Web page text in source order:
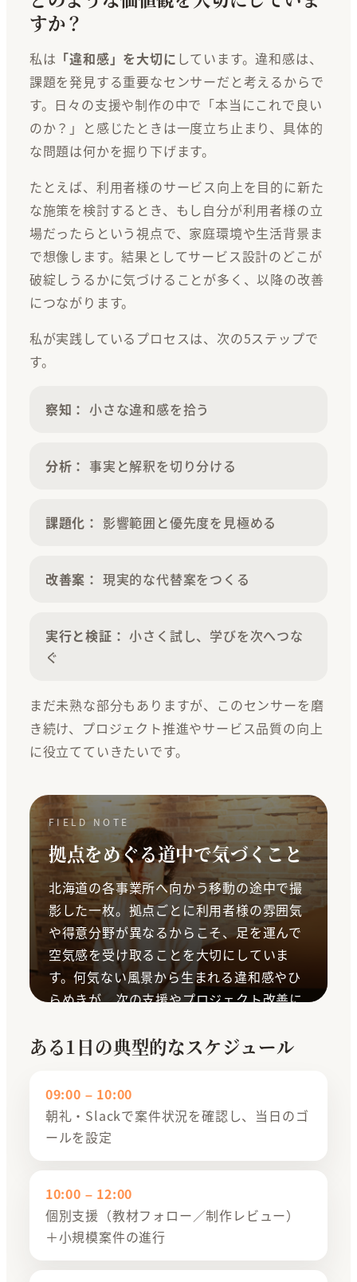
すか？
私は 「違和感」を大切に しています。違和感は、
課題を発見する重要なセンサーだと考えるからで
す。日々の支援や制作の中で「本当にこれで良い
のか？」と感じたときは一度立ち止まり、具体的
な問題は何かを掘り下げます。
たとえば、利用者様のサービス向上を目的に新た
な施策を検討するとき、もし自分が利用者様の立
場だったらという視点で、家庭環境や生活背景ま
で想像します。結果としてサービス設計のどこが
破綻しうるかに気づけることが多く、以降の改善
につながります。
私が実践しているプロセスは、次の5ステップで
す。
察知： 小さな違和感を拾う
分析： 事実と解釈を切り分ける
課題化： 影響範囲と優先度を見極める
改善案： 現実的な代替案をつくる
実行と検証： 小さく試し、学びを次へつな
ぐ
まだ未熟な部分もありますが、このセンサーを磨
き続け、プロジェクト推進やサービス品質の向上
に役立てていきたいです。
FIELD NOTE
拠点をめぐる道中で気づくこと
北海道の各事業所へ向かう移動の途中で撮
影した一枚。拠点ごとに利用者様の雰囲気
や得意分野が異なるからこそ、足を運んで
空気感を受け取ることを大切にしていま
す。何気ない風景から生まれる違和感やひ
らめきが、次の支援やプロジェクト改善に
ある1日の典型的なスケジュール
09:00 – 10:00
朝礼・Slackで案件状況を確認し、当日のゴ
ールを設定
10:00 – 12:00
個別支援（教材フォロー／制作レビュー）
＋小規模案件の進行